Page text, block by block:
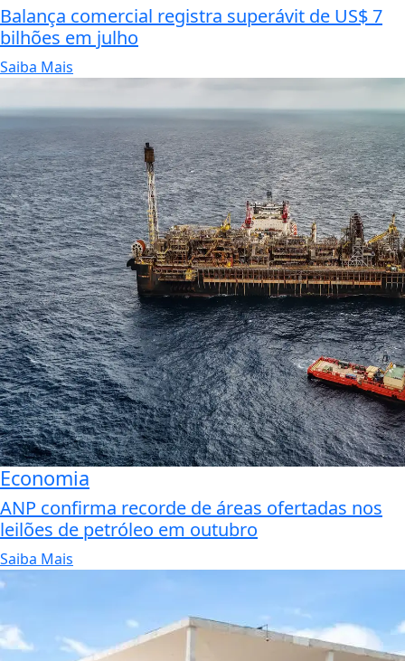
Balança comercial registra superávit de US$ 7
bilhões em julho
Saiba Mais
Economia
ANP confirma recorde de áreas ofertadas nos
leilões de petróleo em outubro
Saiba Mais